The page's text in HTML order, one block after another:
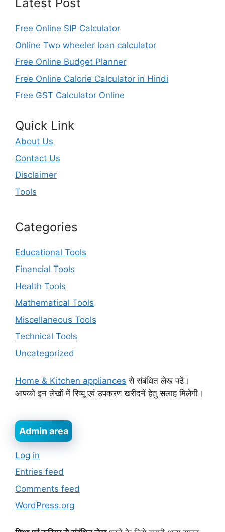
Free Online SIP Calculator
Online Two wheeler loan calculator
Free Online Budget Planner
Free Online Calorie Calculator in Hindi
Free GST Calculator Online
Quick Link
About Us
Contact Us
Disclaimer
Tools
Categories
Educational Tools
Financial Tools
Health Tools
Mathematical Tools
Miscellaneous Tools
Technical Tools
Uncategorized
Home & Kitchen appliances से संबंधित लेख पढें।
आपको इन लेखों में रिव्यू एवं उपकरण खरीदनें हेतु सलाह मिलेगी।
Admin area
Log in
Entries feed
Comments feed
WordPress.org